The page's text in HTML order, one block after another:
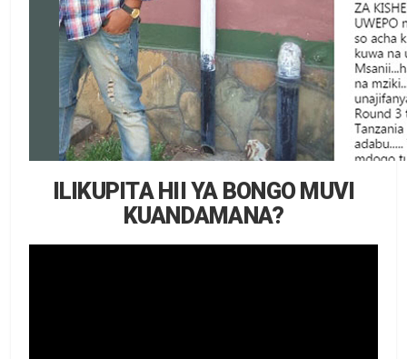
ILIKUPITA HII YA BONGO MUVI
KUANDAMANA?